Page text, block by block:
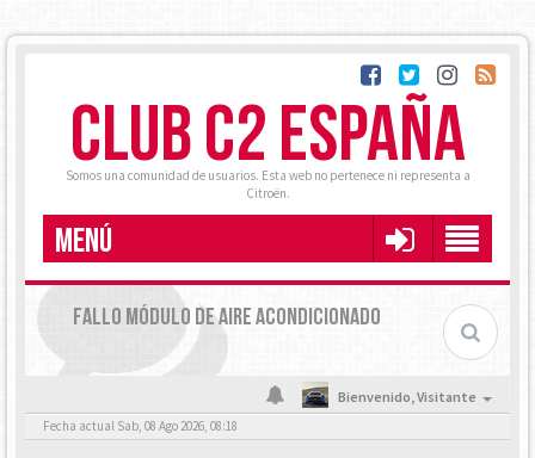
CLUB C2 ESPAÑA
Somos una comunidad de usuarios. Esta web no pertenece ni representa a
Citroën.
MENÚ
FALLO MÓDULO DE AIRE ACONDICIONADO
Bienvenido,Visitante
Fecha actual Sab, 08 Ago 2026, 08:18